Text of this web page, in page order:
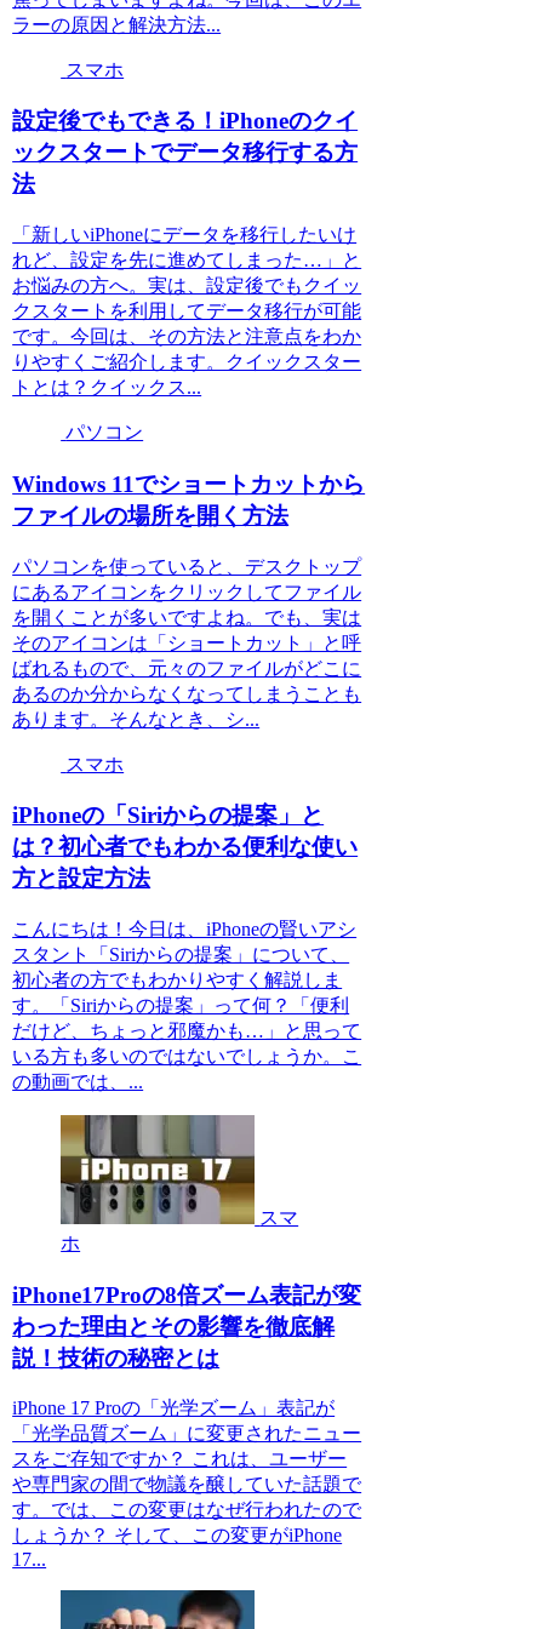
ラーの原因と解決方法...
スマホ
設定後でもできる！iPhoneのクイ
ックスタートでデータ移行する方
法
「新しいiPhoneにデータを移行したいけ
れど、設定を先に進めてしまった…」と
お悩みの方へ。実は、設定後でもクイッ
クスタートを利用してデータ移行が可能
です。今回は、その方法と注意点をわか
りやすくご紹介します。クイックスター
トとは？クイックス...
パソコン
Windows 11でショートカットから
ファイルの場所を開く方法
パソコンを使っていると、デスクトップ
にあるアイコンをクリックしてファイル
を開くことが多いですよね。でも、実は
そのアイコンは「ショートカット」と呼
ばれるもので、元々のファイルがどこに
あるのか分からなくなってしまうことも
あります。そんなとき、シ...
スマホ
iPhoneの「Siriからの提案」と
は？初心者でもわかる便利な使い
方と設定方法
こんにちは！今日は、iPhoneの賢いアシ
スタント「Siriからの提案」について、
初心者の方でもわかりやすく解説しま
す。「Siriからの提案」って何？「便利
だけど、ちょっと邪魔かも…」と思って
いる方も多いのではないでしょうか。こ
の動画では、...
スマ
ホ
iPhone17Proの8倍ズーム表記が変
わった理由とその影響を徹底解
説！技術の秘密とは
iPhone 17 Proの「光学ズーム」表記が
「光学品質ズーム」に変更されたニュー
スをご存知ですか？ これは、ユーザー
や専門家の間で物議を醸していた話題で
す。では、この変更はなぜ行われたので
しょうか？ そして、この変更がiPhone
17...